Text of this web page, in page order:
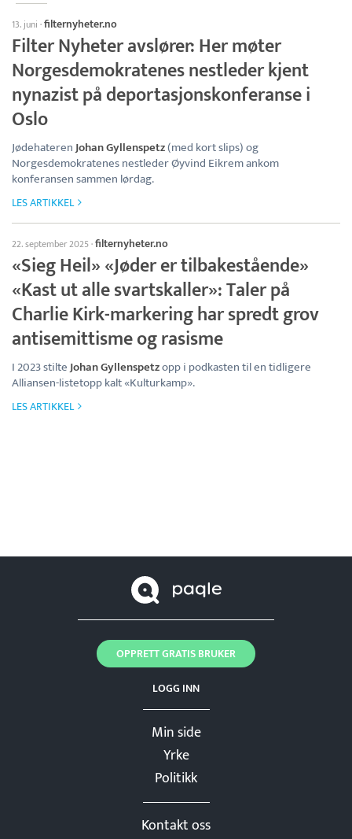
13. juni ·filternyheter.no
Filter Nyheter avslører: Her møter
Norgesdemokratenes nestleder kjent
nynazist på deportasjonskonferanse i
Oslo
JødehaterenJohan Gyllenspetz(med kort slips) og
Norgesdemokratenes nestleder Øyvind Eikrem ankom
konferansen sammen lørdag.
LES ARTIKKEL
22. september 2025·filternyheter.no
«Sieg Heil» «Jøder er tilbakestående»
«Kast ut alle svartskaller»: Taler på
Charlie Kirk-markering har spredt grov
antisemittisme og rasisme
I 2023 stilteJohan Gyllenspetzopp i podkasten til en tidligere
Alliansen-listetopp kalt «Kulturkamp».
LES ARTIKKEL
Min side
Yrke
Politikk
Kontakt oss
LOGG INN
OPPRETT GRATIS BRUKER